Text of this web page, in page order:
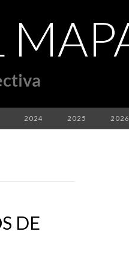
2024 2025 2026
DE